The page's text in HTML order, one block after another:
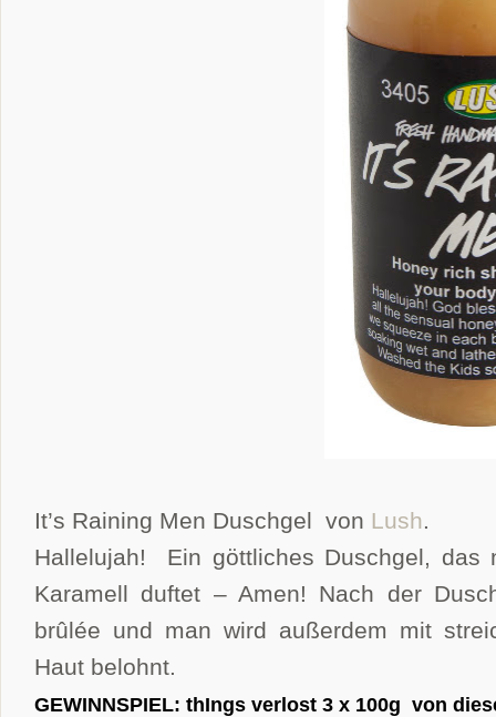
It’s Raining Men Duschgel von Lush.
Hallelujah!
Ein göttliches Duschgel,
Karamell duftet – Amen! Nach der
brûlée und man wird außerdem mit
Haut belohnt.
GEWINNSPIEL: thIngs verlost 3 x 100g von